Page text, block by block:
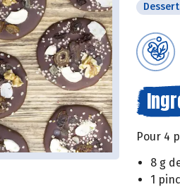
Dessert
Pour 4
8 g
1